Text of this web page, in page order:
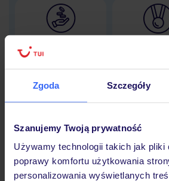
Zgoda Szczegóły
Szanujemy Twoją prywatność
Używamy technologii takich jak pliki
poprawy komfortu użytkowania
personalizowania wyświetlanych
Lider niskich cen
Hotel
Opinie